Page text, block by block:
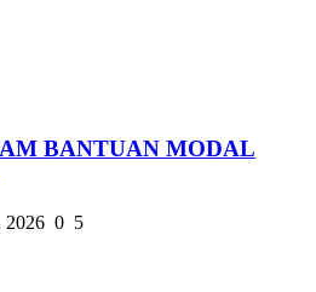
BANTUAN MODAL
2026 0 5